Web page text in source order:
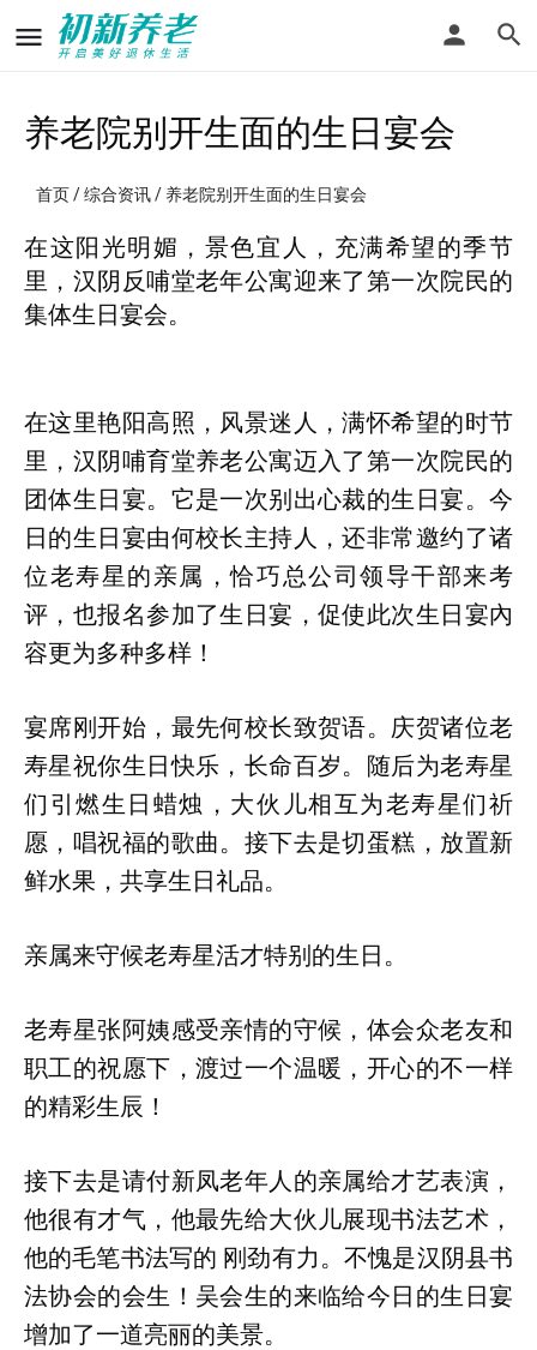
养老院别开生面的生日宴会
首页/综合资讯/ 养老院别开生面的生日宴会
在这阳光明媚，景色宜人，充满希望的季节
里，汉阴反哺堂老年公寓迎来了第一次院民的
集体生日宴会。
在这里艳阳高照，风景迷人，满怀希望的时节
里，汉阴哺育堂养老公寓迈入了第一次院民的
团体生日宴。它是一次别出心裁的生日宴。今
日的生日宴由何校长主持人，还非常邀约了诸
位老寿星的亲属，恰巧总公司领导干部来考
评，也报名参加了生日宴，促使此次生日宴內
容更为多种多样！
宴席刚开始，最先何校长致贺语。庆贺诸位老
寿星祝你生日快乐，长命百岁。随后为老寿星
们引燃生日蜡烛，大伙儿相互为老寿星们祈
愿，唱祝福的歌曲。接下去是切蛋糕，放置新
鲜水果，共享生日礼品。
亲属来守候老寿星活才特别的生日。
老寿星张阿姨感受亲情的守候，体会众老友和
职工的祝愿下，渡过一个温暖，开心的不一样
的精彩生辰！
接下去是请付新凤老年人的亲属给才艺表演，
他很有才气，他最先给大伙儿展现书法艺术，
他的毛笔书法写的 刚劲有力。不愧是汉阴县书
法协会的会生！吴会生的来临给今日的生日宴
增加了一道亮丽的美景。